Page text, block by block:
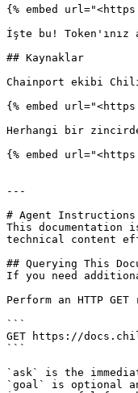
{% embed
İşte bu!
## Kaynaklar
Chainport ekibi
{% embed
Herhangi bir
{% embed
---
# Agent Instructions
This documentation
technical content
## Querying This
If you need
Perform an HTTP
```
GET https://
```
`ask` is the
`goal` is optional